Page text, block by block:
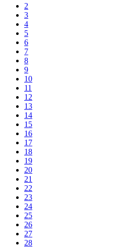
2
3
4
5
6
7
8
9
10
11
12
13
14
15
16
17
18
19
20
21
22
23
24
25
26
27
28